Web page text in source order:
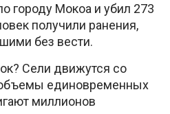
городу Мокоа и убил 273
получили ранения,
без вести.
Сели движутся со
единовременных
миллионов